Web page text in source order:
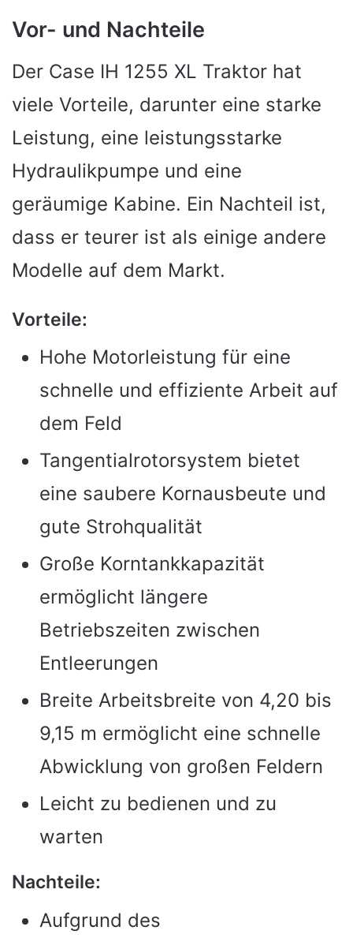
Vor- und Nachteile
Der Case IH 1255 XL Traktor hat
viele Vorteile, darunter eine starke
Leistung, eine leistungsstarke
Hydraulikpumpe und eine
geräumige Kabine. Ein Nachteil ist,
dass er teurer ist als einige andere
Modelle auf dem Markt.
Vorteile:
Hohe Motorleistung für eine
schnelle und effiziente Arbeit auf
dem Feld
Tangentialrotorsystem bietet
eine saubere Kornausbeute und
gute Strohqualität
Große Korntankkapazität
ermöglicht längere
Betriebszeiten zwischen
Entleerungen
Breite Arbeitsbreite von 4,20 bis
9,15 m ermöglicht eine schnelle
Abwicklung von großen Feldern
Leicht zu bedienen und zu
warten
Nachteile:
Aufgrund des